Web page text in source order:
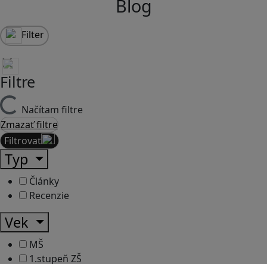
Blog
Filter
Filtre
Načítam filtre
Zmazať filtre
Filtrovať
Typ
Články
Recenzie
Vek
MŠ
1.stupeň ZŠ